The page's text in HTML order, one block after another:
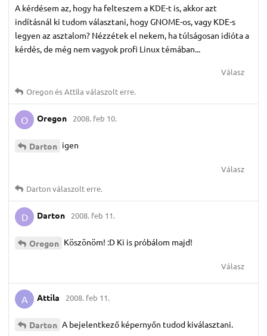
A kérdésem az, hogy ha felteszem a KDE-t is, akkor azt
indításnál ki tudom választani, hogy GNOME-os, vagy KDE-s
legyen az asztalom? Nézzétek el nekem, ha túlságosan idióta a
kérdés, de még nem vagyok profi Linux témában...
Válasz
OregonésAttila válaszolt erre.
O Oregon 2008. feb 10.
Darton igen
Válasz
Dartonválaszolt erre.
D Darton 2008. feb 11.
Oregon Köszönöm! :D Ki is próbálom majd!
Válasz
A Attila 2008. feb 11.
Darton A bejelentkező képernyőn tudod kiválasztani.